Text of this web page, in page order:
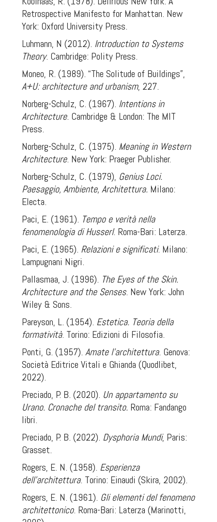
Retrospective Manifesto for Manhattan. New
York: Oxford University Press.
Luhmann, N (2012). Introduction to Systems
Theory. Cambridge: Polity Press.
Moneo, R. (1989). “The Solitude of Buildings”,
A+U: architecture and urbanism, 227.
Norberg-Schulz, C. (1967). Intentions in
Architecture. Cambridge & London: The MIT
Press.
Norberg-Schulz, C. (1975). Meaning in Western
Architecture. New York: Praeger Publisher.
Norberg-Schulz, C. (1979), Genius Loci.
Paesaggio, Ambiente, Architettura. Milano:
Electa.
Paci, E. (1961). Tempo e verità nella
fenomenologia di Husserl. Roma-Bari: Laterza.
Paci, E. (1965). Relazioni e significati. Milano:
Lampugnani Nigri.
Pallasmaa, J. (1996). The Eyes of the Skin.
Architecture and the Senses. New York: John
Wiley & Sons.
Pareyson, L. (1954). Estetica. Teoria della
formatività. Torino: Edizioni di Filosofia.
Ponti, G. (1957). Amate l’architettura. Genova:
Società Editrice Vitali e Ghianda (Quodlibet,
2022).
Preciado, P. B. (2020). Un appartamento su
Urano. Cronache del transito. Roma: Fandango
libri.
Preciado, P. B. (2022). Dysphoria Mundi, Paris:
Grasset.
Rogers, E. N. (1958). Esperienza
dell’architettura. Torino: Einaudi (Skira, 2002).
Rogers, E. N. (1961). Gli elementi del fenomeno
architettonico. Roma-Bari: Laterza (Marinotti,